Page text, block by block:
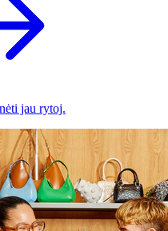
jau rytoj.